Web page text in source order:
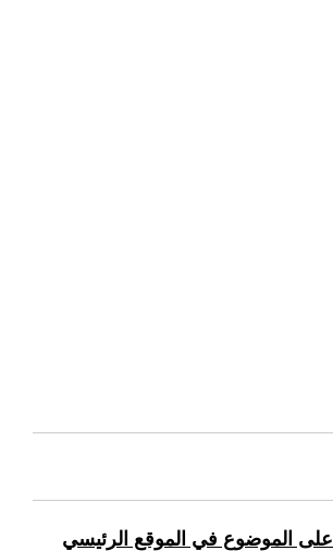
على الموضوع في الموقع الرئيسي